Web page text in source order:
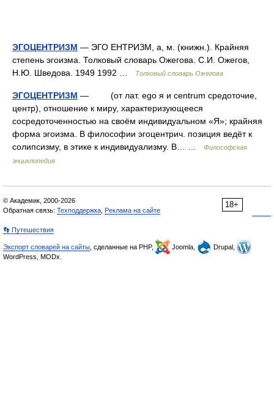
ЭГОЦЕНТРИЗМ — ЭГО ЕНТРИЗМ, а, м. (книжн.). Крайняя
степень эгоизма. Толковый словарь Ожегова. С.И. Ожегов,
Н.Ю. Шведова. 1949 1992 …
Толковый словарь Ожегова
ЭГОЦЕНТРИЗМ — (от лат. ego я и centrum средоточие,
центр), отношение к миру, характеризующееся
сосредоточенностью на своём индивидуальном «Я»; крайняя
форма эгоизма. В философии эгоцентрич. позиция ведёт к
солипсизму, в этике к индивидуализму. В… …
Философская
энциклопедия
18+
© Академик, 2000-2026
Обратная связь: Техподдержка Реклама на сайте
👣 Путешествия
Экспорт словарей на сайты , сделанные на PHP, Joomla,
Drupal,
WordPress, MODx.